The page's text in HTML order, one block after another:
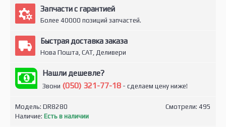
Запчасти с гарантией
Более 40000 позиций запчастей.
Быстрая доставка заказа
Нова Пошта, САТ, Деливери
Нашли дешевле?
Звони (050) 321-77-18 - сделаем цену ниже!
Смотрели: 495
Модель: DR8280
Наличие: Есть в наличии